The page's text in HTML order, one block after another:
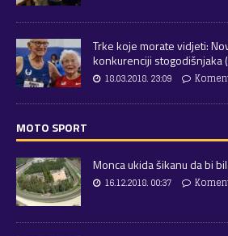
Trke koje morate vidjeti:
konkurenciji stogodišnjaka
18.03.2018. 23:09
MOTO SPORT
Monca ukida šikanu da bi
16.12.2018. 00:37